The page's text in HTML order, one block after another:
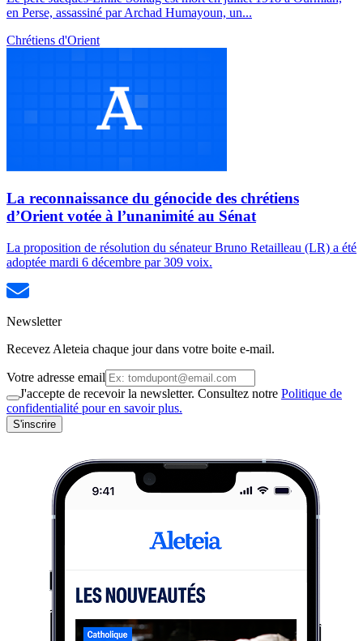
en Perse, assassiné par Archad Humayoun, un...
Chrétiens d'Orient
La reconnaissance du génocide des chrétiens
d’Orient votée à l’unanimité au Sénat
La proposition de résolution du sénateur Bruno Retailleau (LR) a été
adoptée mardi 6 décembre par 309 voix.
Newsletter
Recevez Aleteia chaque jour dans votre boite e-mail.
Votre adresse email
J'accepte de recevoir la newsletter. Consultez notre Politique de
confidentialité pour en savoir plus.
S'inscrire